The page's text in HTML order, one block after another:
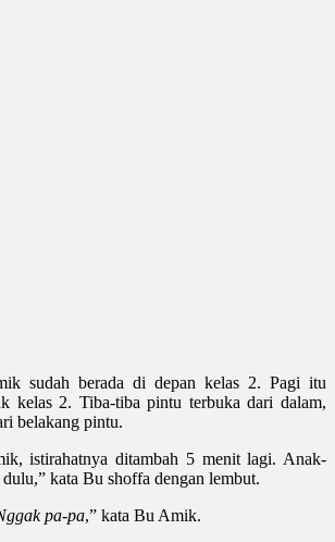
sudah berada di depan kelas 2. Pagi itu
kelas 2. Tiba-tiba pintu terbuka dari dalam,
belakang pintu.
istirahatnya ditambah 5 menit lagi. Anak-
kata Bu shoffa dengan lembut.
pa-pa,” kata Bu Amik.